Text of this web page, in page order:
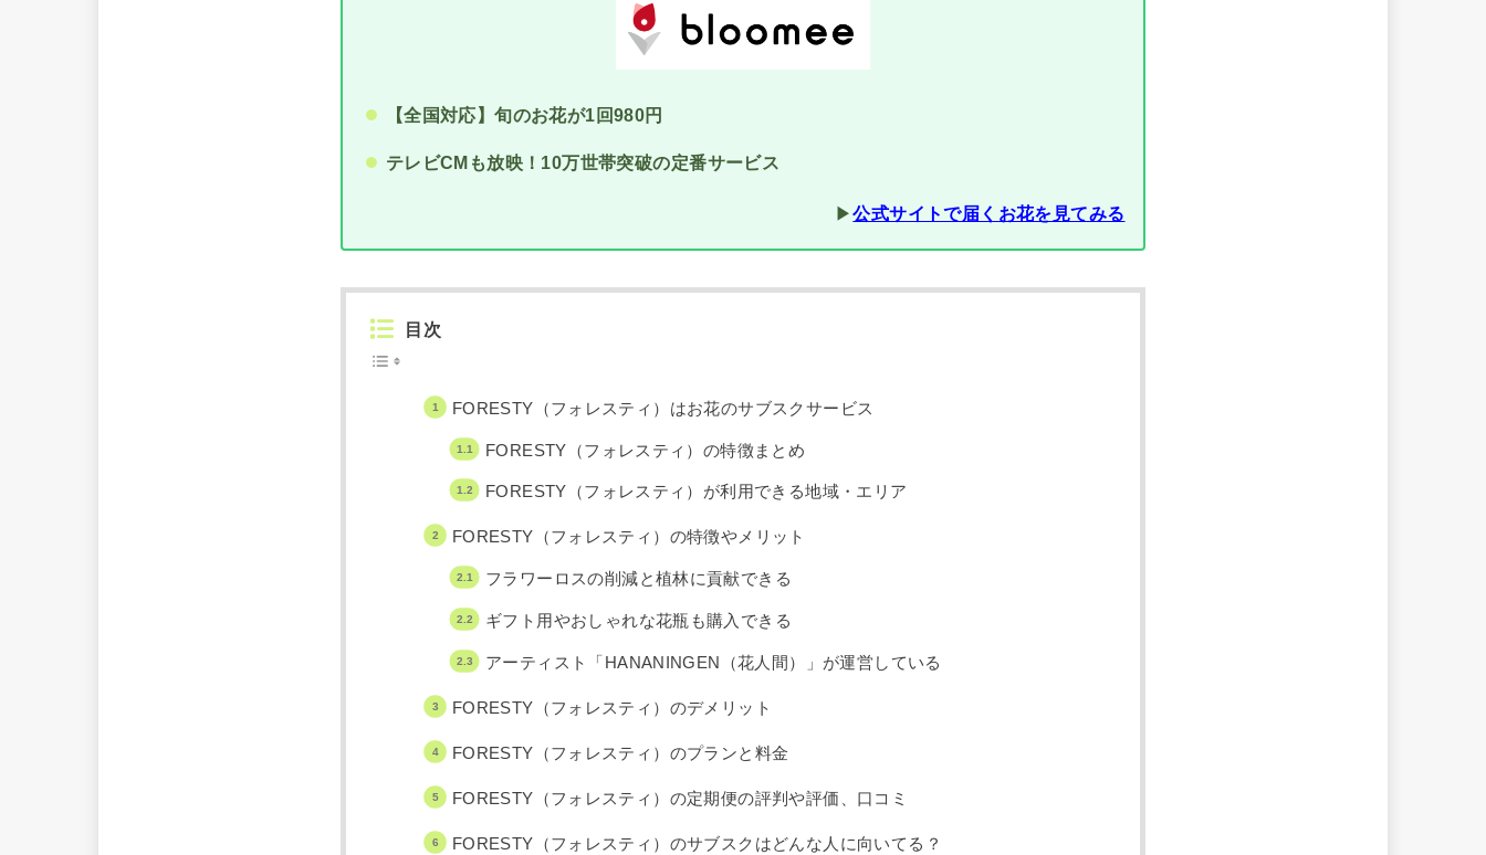
【全国対応】旬のお花が1回980円
テレビCMも放映！10万世帯突破の定番サービス
▶︎公式サイトで届くお花を見てみる
目次
FORESTY（フォレスティ）はお花のサブスクサービス
FORESTY（フォレスティ）の特徴まとめ
FORESTY（フォレスティ）が利用できる地域・エリア
FORESTY（フォレスティ）の特徴やメリット
フラワーロスの削減と植林に貢献できる
ギフト用やおしゃれな花瓶も購入できる
アーティスト「HANANINGEN（花人間）」が運営している
FORESTY（フォレスティ）のデメリット
FORESTY（フォレスティ）のプランと料金
FORESTY（フォレスティ）の定期便の評判や評価、口コミ
FORESTY（フォレスティ）のサブスクはどんな人に向いてる？